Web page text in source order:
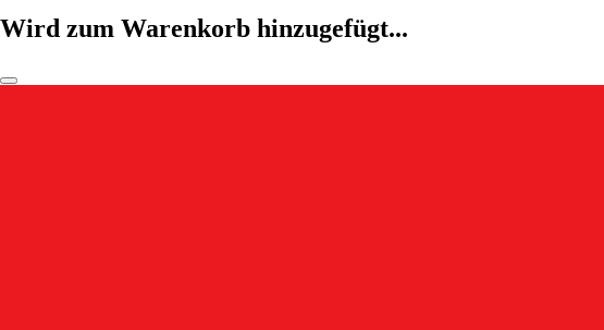
Wird zum Warenkorb hinzugefügt...